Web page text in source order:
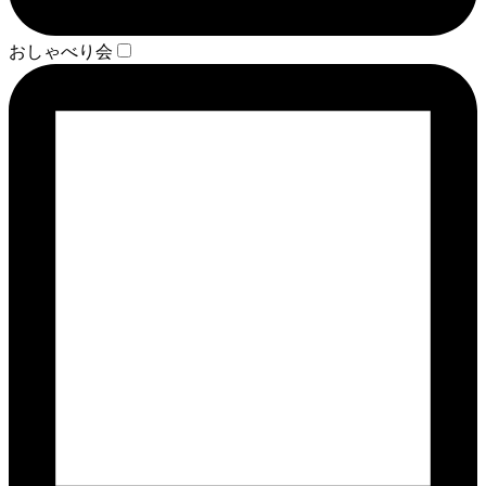
おしゃべり会